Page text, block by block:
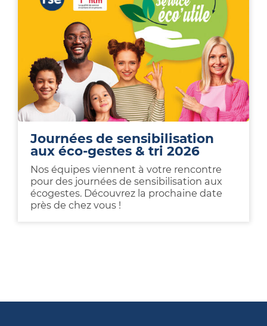
Journées de sensibilisation
aux éco-gestes & tri 2026
Nos équipes viennent à votre rencontre
pour des journées de sensibilisation aux
écogestes. Découvrez la prochaine date
près de chez vous !